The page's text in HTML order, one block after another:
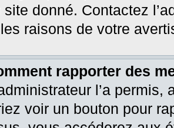
site donné. Contactez
raisons de votre
rapporter des
l’a
voir un bouton pour